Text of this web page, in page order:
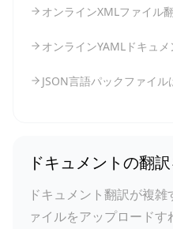
オンラインXMLファイル
オンラインYAMLドキュメ
JSON言語パックファイ
ドキュメントの翻
ドキュメント翻訳が複
ァイルをアップロード